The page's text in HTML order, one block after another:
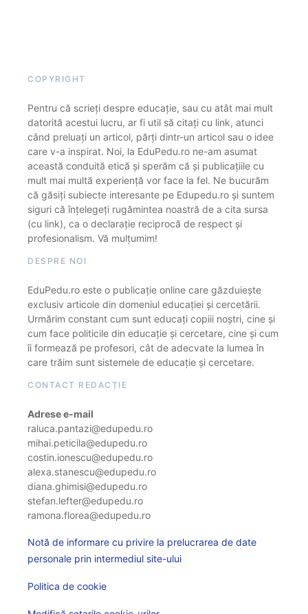
COPYRIGHT
Pentru că scrieți despre educație, sau cu atât mai mult
datorită acestui lucru, ar fi util să citați cu link, atunci
când preluați un articol, părți dintr-un articol sau o idee
care v-a inspirat. Noi, la EduPedu.ro ne-am asumat
această conduită etică și sperăm că și publicațiile cu
mult mai multă experiență vor face la fel. Ne bucurăm
că găsiți subiecte interesante pe Edupedu.ro și suntem
siguri că înțelegeți rugămintea noastră de a cita sursa
(cu link), ca o declarație reciprocă de respect și
profesionalism. Vă mulțumim!
DESPRE NOI
EduPedu.ro este o publicație online care găzduiește
exclusiv articole din domeniul educației și cercetării.
Urmărim constant cum sunt educați copiii noștri, cine și
cum face politicile din educație și cercetare, cine și cum
îi formează pe profesori, cât de adecvate la lumea în
care trăim sunt sistemele de educație și cercetare.
CONTACT REDACȚIE
Adrese e-mail
raluca.pantazi@edupedu.ro
mihai.peticila@edupedu.ro
costin.ionescu@edupedu.ro
alexa.stanescu@edupedu.ro
diana.ghimisi@edupedu.ro
stefan.lefter@edupedu.ro
ramona.florea@edupedu.ro
Notă de informare cu privire la prelucrarea de date
personale prin intermediul site-ului
Politica de cookie